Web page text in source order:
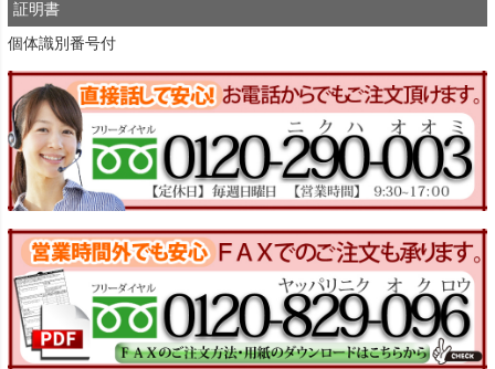
証明書
個体識別番号付